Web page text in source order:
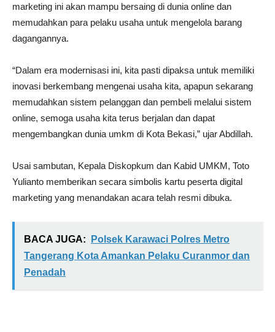
marketing ini akan mampu bersaing di dunia online dan
memudahkan para pelaku usaha untuk mengelola barang
dagangannya.
“Dalam era modernisasi ini, kita pasti dipaksa untuk memiliki
inovasi berkembang mengenai usaha kita, apapun sekarang
memudahkan sistem pelanggan dan pembeli melalui sistem
online, semoga usaha kita terus berjalan dan dapat
mengembangkan dunia umkm di Kota Bekasi,” ujar Abdillah.
Usai sambutan, Kepala Diskopkum dan Kabid UMKM, Toto
Yulianto memberikan secara simbolis kartu peserta digital
marketing yang menandakan acara telah resmi dibuka.
BACA JUGA:
Polsek Karawaci Polres Metro
Tangerang Kota Amankan Pelaku Curanmor dan
Penadah